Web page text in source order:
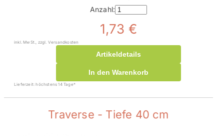
Anzahl:
1,73 €
inkl. MwSt., zzgl. Versandkosten
Artikeldetails
In den Warenkorb
Lieferzeit: höchstens 14 Tage*
Traverse - Tiefe 40 cm